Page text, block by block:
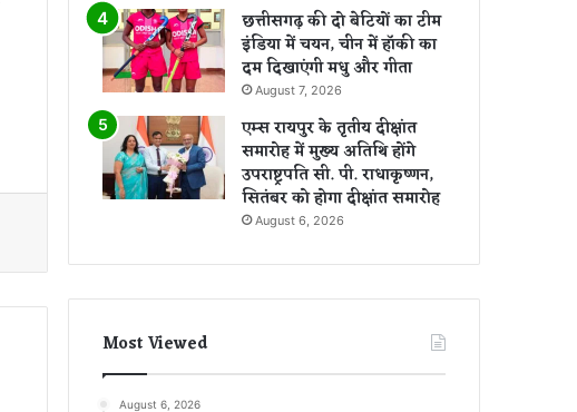
छत्तीसगढ़ की दो बेटियों का टीम
इंडिया में चयन, चीन में हॉकी का
दम दिखाएंगी मधु और गीता
August 7, 2026
एम्स रायपुर के तृतीय दीक्षांत
समारोह में मुख्य अतिथि होंगे
उपराष्ट्रपति सी. पी. राधाकृष्णन,
सितंबर को होगा दीक्षांत समारोह
August 6, 2026
Most Viewed
August 6, 2026